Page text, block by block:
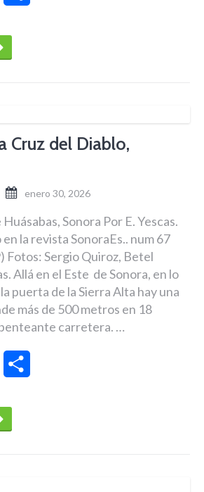
Cruz del Diablo,
enero 30, 2026
Sonora Por E. Yescas.
la revista SonoraEs.. num 67
Fotos: Sergio Quiroz, Betel
Allá en el Este de Sonora, en lo
puerta de la Sierra Alta hay una
más de 500 metros en 18
carretera. …
WhatsApp